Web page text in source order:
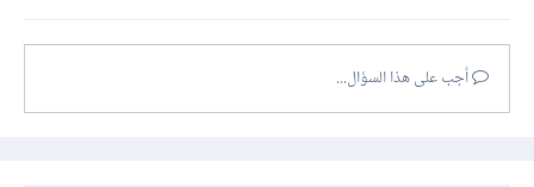
أجب على هذا السؤال...